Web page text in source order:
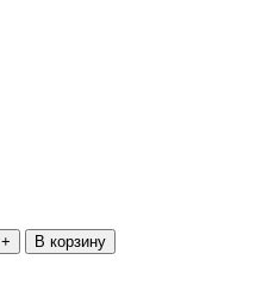
+ В корзину